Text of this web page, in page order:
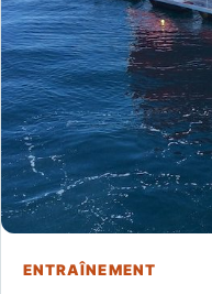
ENTRAÎNEMENT